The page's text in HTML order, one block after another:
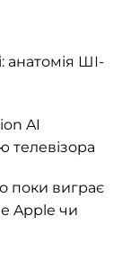
анатомія ШІ-
AI
телевізора
поки виграє
Apple чи